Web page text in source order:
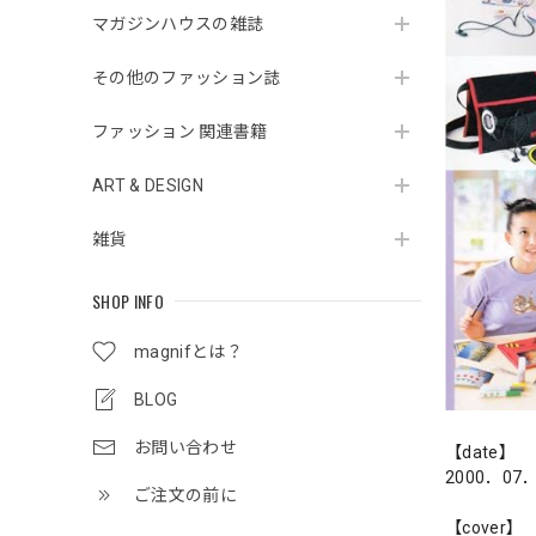
マガジンハウスの雑誌
その他のファッション誌
ファッション 関連書籍
ART & DESIGN
雑貨
SHOP INFO
magnifとは？
BLOG
お問い合わせ
ご注文の前に
【date】
2000．07
【cover】